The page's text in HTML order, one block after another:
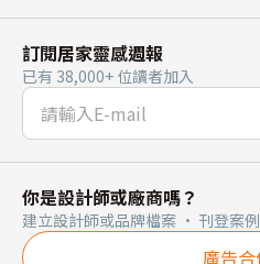
訂閱居家靈感週報
已有 38,000+ 位讀者加入
你是設計師或廠商嗎？
建立設計師或品牌檔案 · 刊登案
廣告